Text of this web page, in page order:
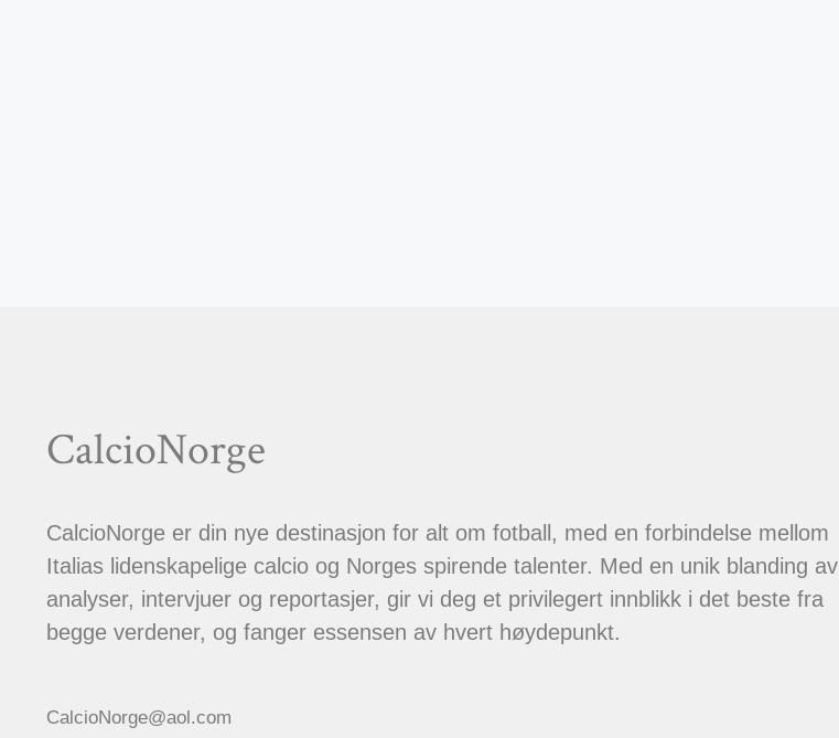
CalcioNorge
CalcioNorge er din nye destinasjon for alt om fotball, med en forbindelse mellom
Italias lidenskapelige calcio og Norges spirende talenter. Med en unik blanding av
analyser, intervjuer og reportasjer, gir vi deg et privilegert innblikk i det beste fra
begge verdener, og fanger essensen av hvert høydepunkt.
CalcioNorge@aol.com